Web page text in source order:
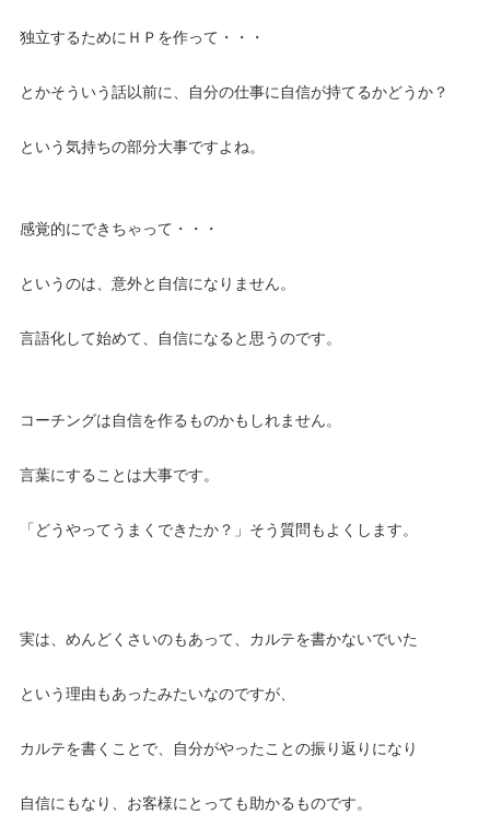
独立するためにＨＰを作って・・・
とかそういう話以前に、自分の仕事に自信が持てるかどうか？
という気持ちの部分大事ですよね。
感覚的にできちゃって・・・
というのは、意外と自信になりません。
言語化して始めて、自信になると思うのです。
コーチングは自信を作るものかもしれません。
言葉にすることは大事です。
「どうやってうまくできたか？」そう質問もよくします。
実は、めんどくさいのもあって、カルテを書かないでいた
という理由もあったみたいなのですが、
カルテを書くことで、自分がやったことの振り返りになり
自信にもなり、お客様にとっても助かるものです。